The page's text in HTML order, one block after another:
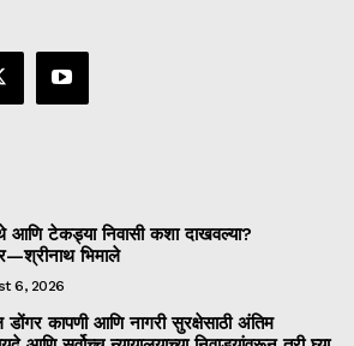
आणि टेकड्या निवासी कशा दाखवल्या?
भिमाले
6, 2026
डोंगर कापणी आणि नागरी सुरक्षेसाठी अंतिम